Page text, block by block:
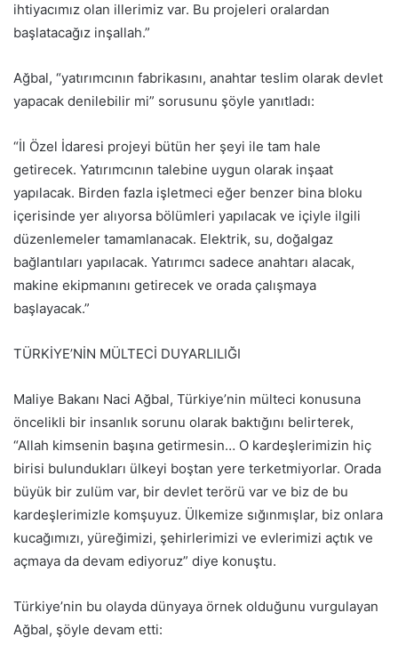
ihtiyacımız olan illerimiz var. Bu projeleri oralardan
başlatacağız inşallah.”
Ağbal, “yatırımcının fabrikasını, anahtar teslim olarak devlet
yapacak denilebilir mi” sorusunu şöyle yanıtladı:
“İl Özel İdaresi projeyi bütün her şeyi ile tam hale
getirecek. Yatırımcının talebine uygun olarak inşaat
yapılacak. Birden fazla işletmeci eğer benzer bina bloku
içerisinde yer alıyorsa bölümleri yapılacak ve içiyle ilgili
düzenlemeler tamamlanacak. Elektrik, su, doğalgaz
bağlantıları yapılacak. Yatırımcı sadece anahtarı alacak,
makine ekipmanını getirecek ve orada çalışmaya
başlayacak.”
TÜRKİYE’NİN MÜLTECİ DUYARLILIĞI
Maliye Bakanı Naci Ağbal, Türkiye’nin mülteci konusuna
öncelikli bir insanlık sorunu olarak baktığını belirterek,
“Allah kimsenin başına getirmesin… O kardeşlerimizin hiç
birisi bulundukları ülkeyi boştan yere terketmiyorlar. Orada
büyük bir zulüm var, bir devlet terörü var ve biz de bu
kardeşlerimizle komşuyuz. Ülkemize sığınmışlar, biz onlara
kucağımızı, yüreğimizi, şehirlerimizi ve evlerimizi açtık ve
açmaya da devam ediyoruz” diye konuştu.
Türkiye’nin bu olayda dünyaya örnek olduğunu vurgulayan
Ağbal, şöyle devam etti: